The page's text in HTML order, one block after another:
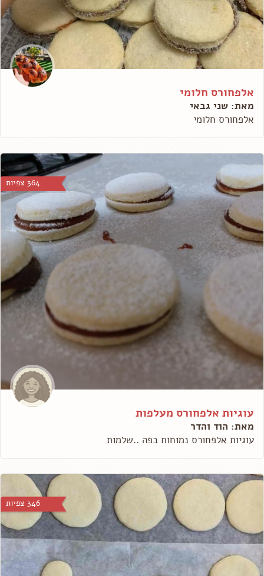
אלפחורס חלומי
מאת: שני גבאי
אלפחורס חלומי
364 צפיות
עוגיות אלפחורס מעלפות
מאת: הוד והדר
עוגיות אלפחורס נמוחות בפה ..שלמות
346 צפיות